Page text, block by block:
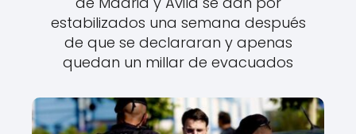
estabilizados una semana después
de que se declararan y apenas
quedan un millar de evacuados